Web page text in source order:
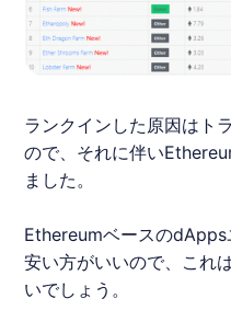
ランクインした原因はト
ので、それに伴い
ました。
EthereumベースのdApps
安い方がいいので、これ
いでしょう。